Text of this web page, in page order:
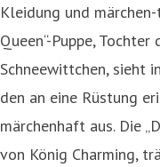
Kleidung und
Queen“-Puppe,
Schneewittchen, sieht
den an eine Rüstung
märchenhaft aus. Die
von König Charming,